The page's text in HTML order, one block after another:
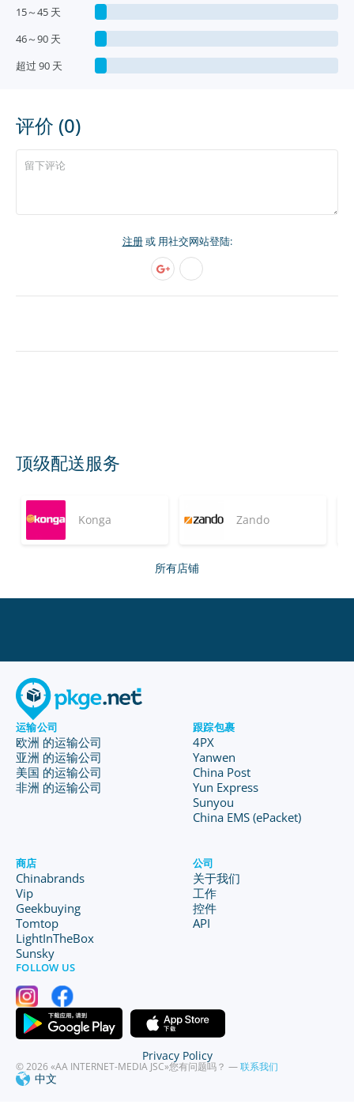
15～45 天
46～90 天
超过 90 天
评价 (0)
注册或 用社交网站登陆:
顶级配送服务
Konga Zando
所有店铺
运输公司
欧洲 的运输公司
亚洲 的运输公司
美国 的运输公司
非洲 的运输公司
跟踪包裹
4PX
Yanwen
China Post
Yun Express
Sunyou
China EMS (ePacket)
商店
Chinabrands
Vip
Geekbuying
Tomtop
LightInTheBox
Sunsky
公司
关于我们
工作
控件
API
FOLLOW US
© 2026 «AA INTERNET-MEDIA JSC»您有问题吗？ —联系我们
中文
Privacy Policy